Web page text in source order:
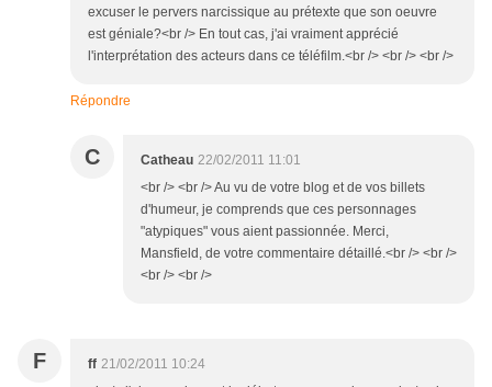
excuser le pervers narcissique au prétexte que son oeuvre
est géniale?<br /> En tout cas, j'ai vraiment apprécié
l'interprétation des acteurs dans ce téléfilm.<br /> <br /> <br />
Répondre
C Catheau 22/02/2011 11:01
<br /> <br /> Au vu de votre blog et de vos billets
d'humeur, je comprends que ces personnages
"atypiques" vous aient passionnée. Merci,
Mansfield, de votre commentaire détaillé.<br /> <br />
<br /> <br />
F ff 21/02/2011 10:24